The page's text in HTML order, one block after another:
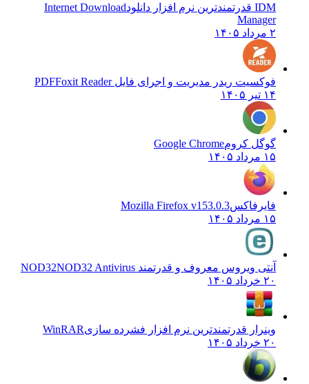
IDM قدرتمندترین نرم افزار دانلود
Internet Download
Manager
۲ مرداد ۱۴۰۵
فوکسیت ریدر مدیریت و اجرای فایل PDFFoxit Reader
۱۴ تیر ۱۴۰۵
گوگل کرومGoogle Chrome
۱۵ مرداد ۱۴۰۵
فایرفاکسMozilla Firefox v153.0.3
۱۵ مرداد ۱۴۰۵
آنتی ویروس معروف و قدرتمند NOD32 NOD32 Antivirus
۲۰ خرداد ۱۴۰۵
وینرار قدرتمندترین نرم افزار فشرده سازیWinRAR
۲۰ خرداد ۱۴۰۵